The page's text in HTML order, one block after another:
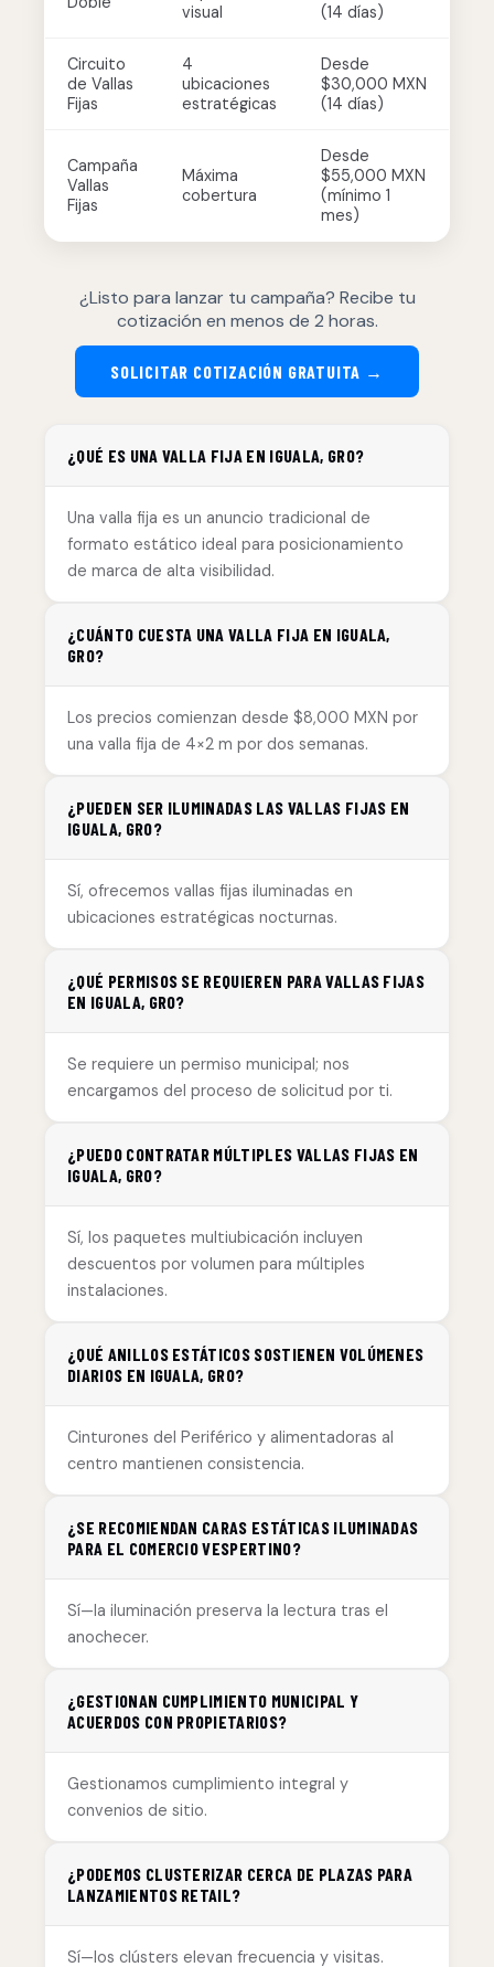
visual
(14 días)
Circuito
de Vallas
Fijas
4
ubicaciones
estratégicas
Desde
$30,000 MXN
(14 días)
Campaña
Vallas
Fijas
Máxima
cobertura
Desde
$55,000 MXN
(mínimo 1
mes)
¿Listo para lanzar tu campaña? Recibe tu
cotización en menos de 2 horas.
SOLICITAR COTIZACIÓN GRATUITA →
¿QUÉ ES UNA VALLA FIJA EN IGUALA, GRO?
Una valla fija es un anuncio tradicional de
formato estático ideal para posicionamiento
de marca de alta visibilidad.
¿CUÁNTO CUESTA UNA VALLA FIJA EN IGUALA,
GRO?
Los precios comienzan desde $8,000 MXN por
una valla fija de 4×2 m por dos semanas.
¿PUEDEN SER ILUMINADAS LAS VALLAS FIJAS EN
IGUALA, GRO?
Sí, ofrecemos vallas fijas iluminadas en
ubicaciones estratégicas nocturnas.
¿QUÉ PERMISOS SE REQUIEREN PARA VALLAS FIJAS
EN IGUALA, GRO?
Se requiere un permiso municipal; nos
encargamos del proceso de solicitud por ti.
¿PUEDO CONTRATAR MÚLTIPLES VALLAS FIJAS EN
IGUALA, GRO?
Sí, los paquetes multiubicación incluyen
descuentos por volumen para múltiples
instalaciones.
¿QUÉ ANILLOS ESTÁTICOS SOSTIENEN VOLÚMENES
DIARIOS EN IGUALA, GRO?
Cinturones del Periférico y alimentadoras al
centro mantienen consistencia.
¿SE RECOMIENDAN CARAS ESTÁTICAS ILUMINADAS
PARA EL COMERCIO VESPERTINO?
Sí—la iluminación preserva la lectura tras el
anochecer.
¿GESTIONAN CUMPLIMIENTO MUNICIPAL Y
ACUERDOS CON PROPIETARIOS?
Gestionamos cumplimiento integral y
convenios de sitio.
¿PODEMOS CLUSTERIZAR CERCA DE PLAZAS PARA
LANZAMIENTOS RETAIL?
Sí—los clústers elevan frecuencia y visitas.